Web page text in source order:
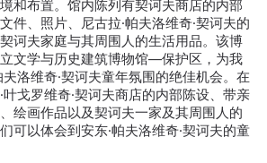
和布置。馆内陈列有契诃夫商店的内部
件、照片、尼古拉·帕夫洛维奇·契诃夫的
诃夫家庭与其周围人的生活用品。该博
文学与历史建筑博物馆—保护区，为我
洛维奇·契诃夫童年氛围的绝佳机会。在
戈罗维奇·契诃夫商店的内部陈设、带亲
绘画作品以及契诃夫一家及其周围人的
可以体会到安东·帕夫洛维奇·契诃夫的童